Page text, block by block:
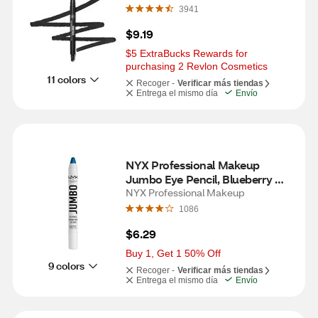
11 colors
3941
$9.19
$5 ExtraBucks Rewards for
purchasing 2 Revlon Cosmetics
Recoger - Verificar más tiendas
Entrega el mismo día
Envío
9 colors
NYX Professional Makeup
Jumbo Eye Pencil, Blueberry
Pop
NYX Professional Makeup
1086
$6.29
Buy 1, Get 1 50% Off
Recoger - Verificar más tiendas
Entrega el mismo día
Envío